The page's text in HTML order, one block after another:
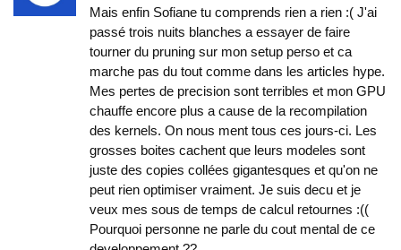
Mais enfin Sofiane tu comprends rien a rien :( J'ai
passé trois nuits blanches a essayer de faire
tourner du pruning sur mon setup perso et ca
marche pas du tout comme dans les articles hype.
Mes pertes de precision sont terribles et mon GPU
chauffe encore plus a cause de la recompilation
des kernels. On nous ment tous ces jours-ci. Les
grosses boites cachent que leurs modeles sont
juste des copies collées gigantesques et qu'on ne
peut rien optimiser vraiment. Je suis decu et je
veux mes sous de temps de calcul retournes :((
Pourquoi personne ne parle du cout mental de ce